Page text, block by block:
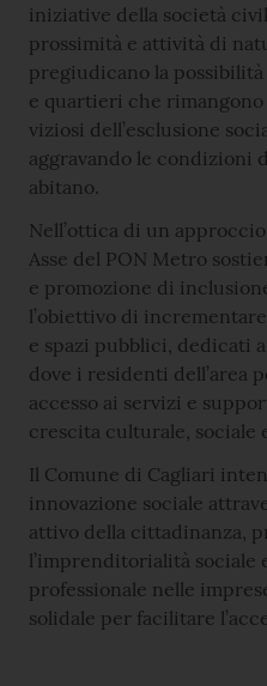
iniziative della società
prossimità e attività di
pregiudicano la
e quartieri che
viziosi dell’esclusione
aggravando le condizioni
abitano.
Nell’ottica di un
Asse del PON Metro
e promozione di
l’obiettivo di
e spazi pubblici, dedicati
dove i residenti dell’area
accesso ai servizi e
crescita culturale, sociale
Il Comune di Cagliari
innovazione sociale
attivo della cittadinanza,
l’imprenditorialità sociale
professionale nelle
solidale per facilitare